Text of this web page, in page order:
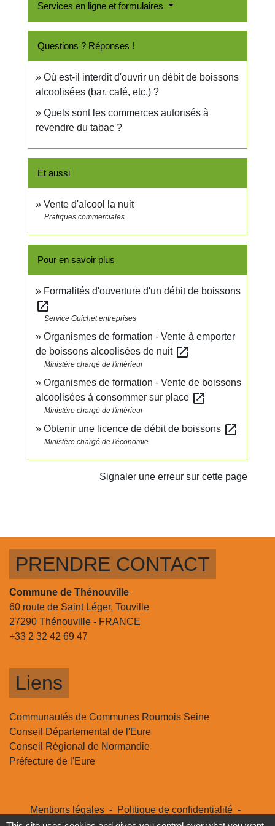
Services en ligne et formulaires
Questions ? Réponses !
Où est-il interdit d'ouvrir un débit de boissons
alcoolisées (bar, café, etc.) ?
Quels sont les commerces autorisés à
revendre du tabac ?
Et aussi
Vente d'alcool la nuit
Pratiques commerciales
Pour en savoir plus
Formalités d'ouverture d'un débit de boissons
open_in_new
Service Guichet entreprises
Organismes de formation - Vente à emporter
de boissons alcoolisées de nuit open_in_new
Ministère chargé de l'intérieur
Organismes de formation - Vente de boissons
alcoolisées à consommer sur place open_in_new
Ministère chargé de l'intérieur
Obtenir une licence de débit de boissons open_in_new
Ministère chargé de l'économie
Signaler une erreur sur cette page
PRENDRE CONTACT
Commune de Thénouville
60 route de Saint Léger, Touville
27290 Thénouville - FRANCE
+33 2 32 42 69 47
Liens
Communautés de Communes Roumois Seine
Conseil Départemental de l'Eure
Conseil Régional de Normandie
Préfecture de l'Eure
Mentions légales - Politique de confidentialité -